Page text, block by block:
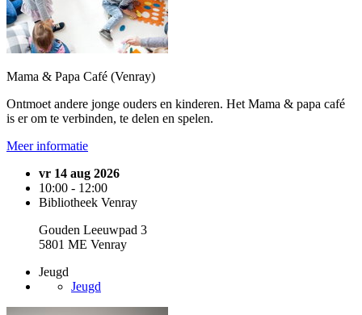
Mama & Papa Café (Venray)
Ontmoet andere jonge ouders en kinderen. Het Mama & papa café
is er om te verbinden, te delen en spelen.
Meer informatie
vr 14 aug 2026
10:00 - 12:00
Bibliotheek Venray
Gouden Leeuwpad 3
5801 ME Venray
Jeugd
Jeugd